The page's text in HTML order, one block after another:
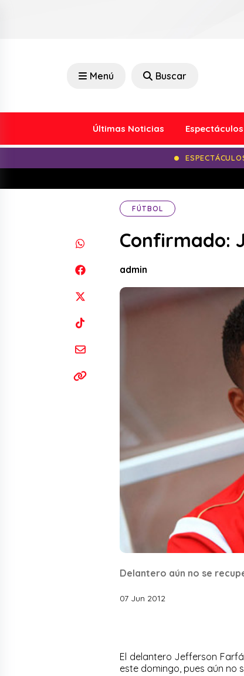
Menú Buscar
Últimas Noticias Espectáculos
FÚTBOL
Confirmado:
admin
Delantero aún no se
07 Jun 2012
El delantero Jefferson
este domingo, pues aún no